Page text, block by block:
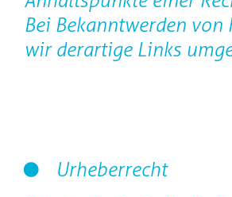
Bei Bekanntwerden von
wir derartige Links
Urheberrecht